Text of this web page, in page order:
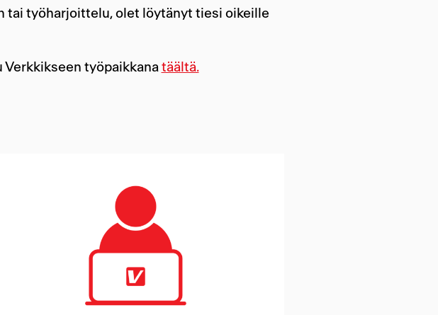
tai työharjoittelu, olet löytänyt tiesi oikeille
Verkkikseen työpaikkana täältä.